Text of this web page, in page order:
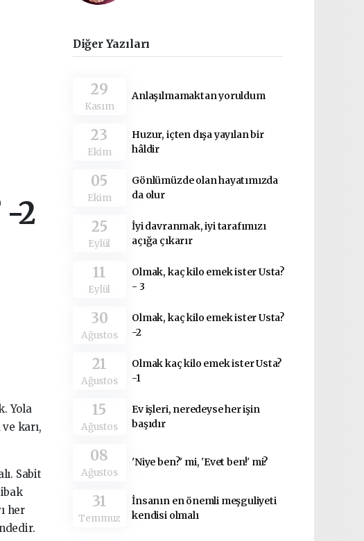
-2
Yola
karı,
Sabit
her
Diğer Yazıları
29
Kasım
Anlaşılmamaktan yoruldum
23
Ekim
Huzur, içten dışa yayılan bir
hâldir
05
Ekim
Gönlümüzde olan hayatımızda
da olur
25
Eylül
İyi davranmak, iyi tarafımızı
açığa çıkarır
11
Eylül
Olmak, kaç kilo emek ister Usta?
- 3
30
Ağustos
Olmak, kaç kilo emek ister Usta?
-2
21
Ağustos
Olmak kaç kilo emek ister Usta?
-1
15
Ağustos
Ev işleri, neredeyse her işin
başıdır
08
Ağustos
'Niye ben?' mi, 'Evet ben!' mi?
31
Temmuz
İnsanın en önemli meşguliyeti
kendisi olmalı